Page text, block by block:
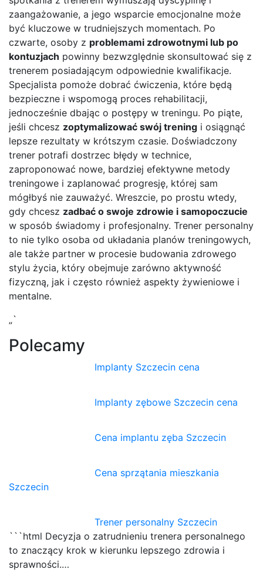
zaangażowanie, a jego wsparcie emocjonalne może
być kluczowe w trudniejszych momentach. Po
czwarte, osoby z problemami zdrowotnymi lub po
kontuzjach powinny bezwzględnie skonsultować się z
trenerem posiadającym odpowiednie kwalifikacje.
Specjalista pomoże dobrać ćwiczenia, które będą
bezpieczne i wspomogą proces rehabilitacji,
jednocześnie dbając o postępy w treningu. Po piąte,
jeśli chcesz zoptymalizować swój trening i osiągnąć
lepsze rezultaty w krótszym czasie. Doświadczony
trener potrafi dostrzec błędy w technice,
zaproponować nowe, bardziej efektywne metody
treningowe i zaplanować progresję, której sam
mógłbyś nie zauważyć. Wreszcie, po prostu wtedy,
gdy chcesz zadbać o swoje zdrowie i samopoczucie
w sposób świadomy i profesjonalny. Trener personalny
to nie tylko osoba od układania planów treningowych,
ale także partner w procesie budowania zdrowego
stylu życia, który obejmuje zarówno aktywność
fizyczną, jak i często również aspekty żywieniowe i
mentalne.
„`
Polecamy
Implanty Szczecin cena
Implanty zębowe Szczecin cena
Cena implantu zęba Szczecin
Cena sprzątania mieszkania
Szczecin
Trener personalny Szczecin
```html Decyzja o zatrudnieniu trenera personalnego
to znaczący krok w kierunku lepszego zdrowia i
sprawności.…